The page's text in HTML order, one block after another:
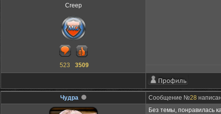
Creep
523 3509
Чудра Сообщение №28
Без темы, понравилась